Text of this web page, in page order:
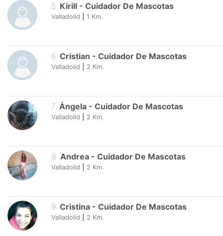
5 Kirill - Cuidador De Mascotas
Valladolid 1 Km.
6 Cristian - Cuidador De Mascotas
Valladolid 2 Km.
7. Ángela - Cuidador De Mascotas
Valladolid 2 Km.
8. Andrea - Cuidador De Mascotas
Valladolid 2 Km.
9. Cristina - Cuidador De Mascotas
Valladolid 2 Km.